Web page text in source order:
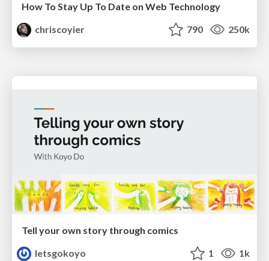
How To Stay Up To Date on Web Technology
chriscoyier
790 250k
Tell your own story through comics
letsgokoyo
1 1k